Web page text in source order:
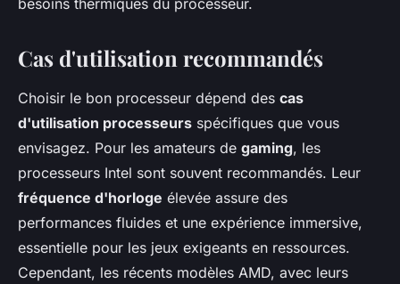
besoins thermiques du processeur.
Cas d'utilisation recommandés
Choisir le bon processeur dépend des cas
d'utilisation processeurs spécifiques que vous
envisagez. Pour les amateurs de gaming, les
processeurs Intel sont souvent recommandés. Leur
fréquence d'horloge élevée assure des
performances fluides et une expérience immersive,
essentielle pour les jeux exigeants en ressources.
Cependant, les récents modèles AMD, avec leurs